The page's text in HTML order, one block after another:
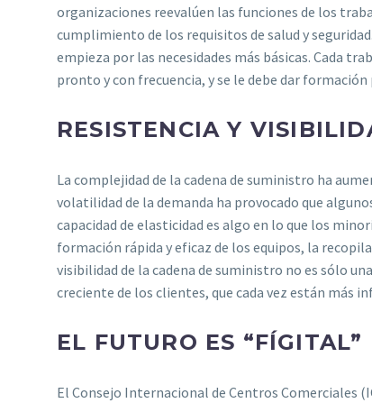
organizaciones reevalúen las funciones de los
cumplimiento de los requisitos de salud y
empieza por las necesidades más básicas. Cada
pronto y con frecuencia, y se le debe dar
RESISTENCIA Y
La complejidad de la cadena de suministro ha
volatilidad de la demanda ha provocado que
capacidad de elasticidad es algo en lo que los
formación rápida y eficaz de los equipos, la
visibilidad de la cadena de suministro no es sólo
creciente de los clientes, que cada vez están más
EL FUTURO ES “FÍGITAL”
El Consejo Internacional de Centros Comerciales